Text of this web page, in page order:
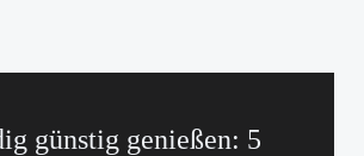
günstig genießen: 5